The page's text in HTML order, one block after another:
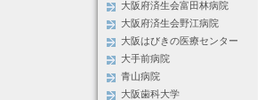
大阪府済生会富田林病院
大阪府済生会野江病院
大阪はびきの医療センター
大手前病院
青山病院
大阪歯科大学